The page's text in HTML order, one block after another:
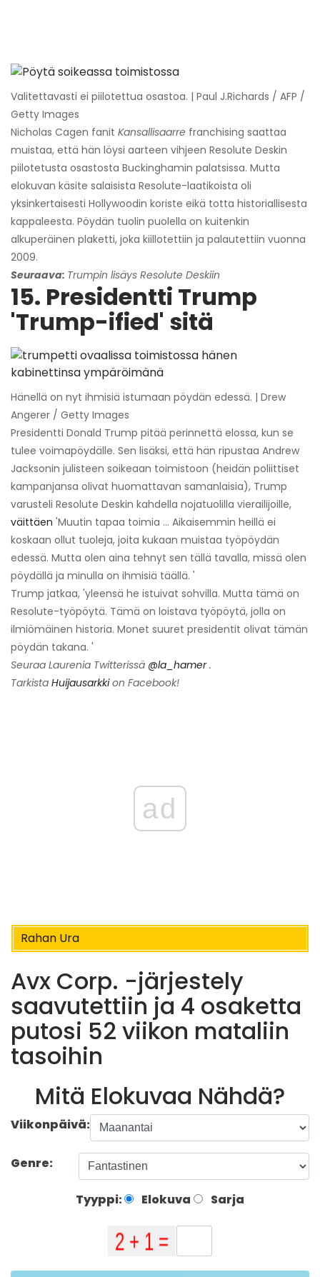
Valitettavasti ei piilotettua osastoa. | Paul J.Richards / AFP /
Getty Images
Nicholas Cagen fanit Kansallisaarre franchising saattaa
muistaa, että hän löysi aarteen vihjeen Resolute Deskin
piilotetusta osastosta Buckinghamin palatsissa. Mutta
elokuvan käsite salaisista Resolute-laatikoista oli
yksinkertaisesti Hollywoodin koriste eikä totta historiallisesta
kappaleesta. Pöydän tuolin puolella on kuitenkin
alkuperäinen plaketti, joka kiillotettiin ja palautettiin vuonna
2009.
Seuraava: Trumpin lisäys Resolute Deskiin
15. Presidentti Trump
'Trump-ified' sitä
Hänellä on nyt ihmisiä istumaan pöydän edessä. | Drew
Angerer / Getty Images
Presidentti Donald Trump pitää perinnettä elossa, kun se
tulee voimapöydälle. Sen lisäksi, että hän ripustaa Andrew
Jacksonin julisteen soikeaan toimistoon (heidän poliittiset
kampanjansa olivat huomattavan samanlaisia), Trump
varusteli Resolute Deskin kahdella nojatuolilla vierailijoille,
väittäen 'Muutin tapaa toimia ... Aikaisemmin heillä ei
koskaan ollut tuoleja, joita kukaan muistaa työpöydän
edessä. Mutta olen aina tehnyt sen tällä tavalla, missä olen
pöydällä ja minulla on ihmisiä täällä. '
Trump jatkaa, 'yleensä he istuivat sohvilla. Mutta tämä on
Resolute-työpöytä. Tämä on loistava työpöytä, jolla on
ilmiömäinen historia. Monet suuret presidentit olivat tämän
pöydän takana. '
Seuraa Laurenia Twitterissä @la_hamer.
Tarkista Huijausarkkion Facebook!
ad
Rahan Ura
Avx Corp. -järjestely
saavutettiin ja 4 osaketta
putosi 52 viikon mataliin
tasoihin
Mitä Elokuvaa Nähdä?
Viikonpäivä:
Genre:
Tyyppi: Elokuva Sarja